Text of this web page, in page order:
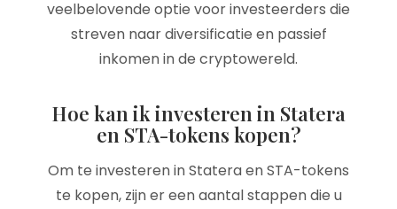
veelbelovende optie voor investeerders die
streven naar diversificatie en passief
inkomen in de cryptowereld.
Hoe kan ik investeren in Statera
en STA-tokens kopen?
Om te investeren in Statera en STA-tokens
te kopen, zijn er een aantal stappen die u